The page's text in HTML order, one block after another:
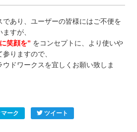
であり、ユーザーの皆様にはご不便を
すが、
笑顔を” をコンセプトに、より使いや
りますので、
ドワークスを宜しくお願い致しま
ーク ツイート